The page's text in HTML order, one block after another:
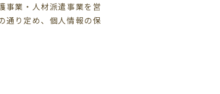
事業・人材派遣事業を営
通り定め、個人情報の保
します。なお、利用目